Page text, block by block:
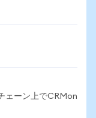
ェーン上でCRMon